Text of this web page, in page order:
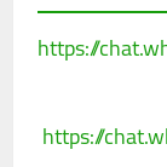
https://
https://